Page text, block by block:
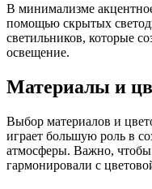
В минимализме
помощью скрытых
светильников, которые
освещение.
Материалы и
Выбор материалов и
играет большую роль в
атмосферы. Важно, чтобы
гармонировали с